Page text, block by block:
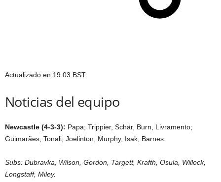
Actualizado en 19.03 BST
Noticias del equipo
Newcastle (4-3-3): Papa; Trippier, Schär, Burn, Livramento;
Guimarães, Tonali, Joelinton; Murphy, Isak, Barnes.
Subs: Dubravka, Wilson, Gordon, Targett, Krafth, Osula, Willock,
Longstaff, Miley.